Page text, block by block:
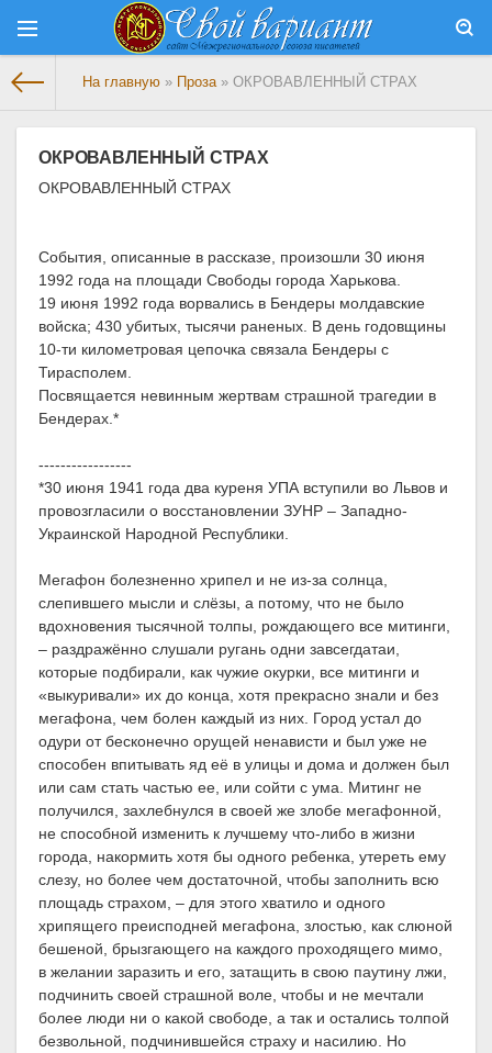
На главную » Проза» ОКРОВАВЛЕННЫЙ СТРАХ
ОКРОВАВЛЕННЫЙ СТРАХ
ОКРОВАВЛЕННЫЙ СТРАХ
События, описанные в рассказе, произошли 30 июня
1992 года на площади Свободы города Харькова.
19 июня 1992 года ворвались в Бендеры молдавские
войска; 430 убитых, тысячи раненых. В день годовщины
10-ти километровая цепочка связала Бендеры с
Тирасполем.
Посвящается невинным жертвам страшной трагедии в
Бендерах.*
-----------------
*30 июня 1941 года два куреня УПА вступили во Львов и
провозгласили о восстановлении ЗУНР – Западно-
Украинской Народной Республики.
Мегафон болезненно хрипел и не из-за солнца,
слепившего мысли и слёзы, а потому, что не было
вдохновения тысячной толпы, рождающего все митинги,
– раздражённо слушали ругань одни завсегдатаи,
которые подбирали, как чужие окурки, все митинги и
«выкуривали» их до конца, хотя прекрасно знали и без
мегафона, чем болен каждый из них. Город устал до
одури от бесконечно орущей ненависти и был уже не
способен впитывать яд её в улицы и дома и должен был
или сам стать частью ее, или сойти с ума. Митинг не
получился, захлебнулся в своей же злобе мегафонной,
не способной изменить к лучшему что-либо в жизни
города, накормить хотя бы одного ребенка, утереть ему
слезу, но более чем достаточной, чтобы заполнить всю
площадь страхом, – для этого хватило и одного
хрипящего преисподней мегафона, злостью, как слюной
бешеной, брызгающего на каждого проходящего мимо,
в желании заразить и его, затащить в свою паутину лжи,
подчинить своей страшной воле, чтобы и не мечтали
более люди ни о какой свободе, а так и остались толпой
безвольной, подчинившейся страху и насилию. Но